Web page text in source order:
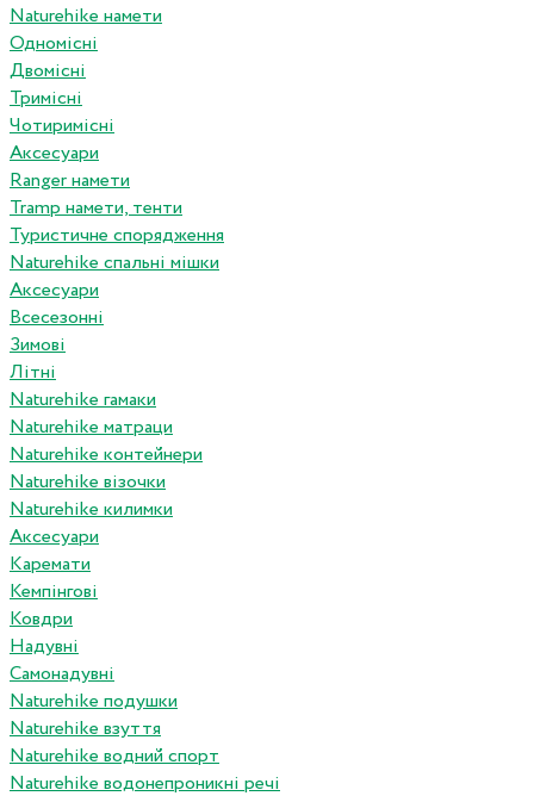
Naturehike намети
Одномісні
Двомісні
Тримісні
Чотиримісні
Аксесуари
Ranger намети
Tramp намети, тенти
Туристичне спорядження
Naturehike спальні мішки
Аксесуари
Всесезонні
Зимові
Літні
Naturehike гамаки
Naturehike матраци
Naturehike контейнери
Naturehike візочки
Naturehike килимки
Аксесуари
Каремати
Кемпінгові
Ковдри
Надувні
Самонадувні
Naturehike подушки
Naturehike взуття
Naturehike водний спорт
Naturehike водонепроникні речі